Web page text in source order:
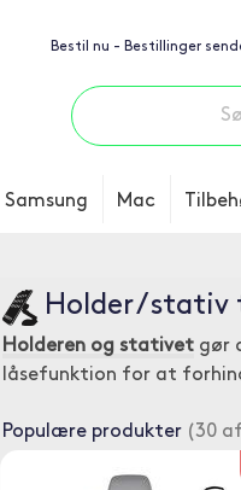
Bestil nu - Bestillinger
Samsung Mac
Holder / stativ
Holderen og stativet gør
låsefunktion for at
Populære produkter (30